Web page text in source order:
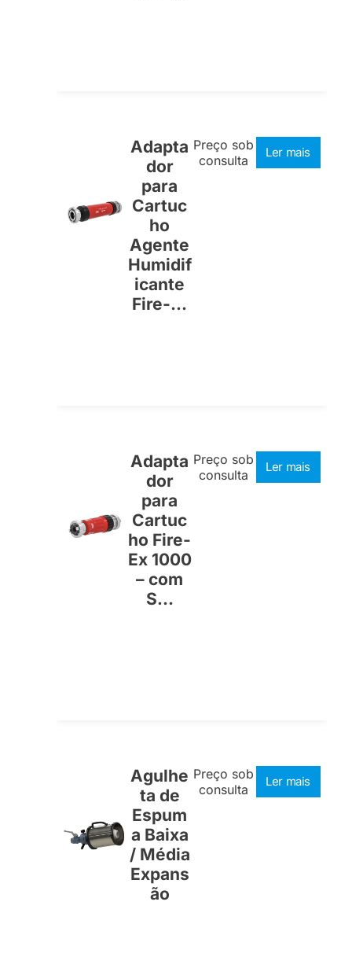
Adapta
dor
para
Cartuc
ho
Agente
Humidif
icante
Fire-...
Preço sob
consulta
Ler mais
Adapta
dor
para
Cartuc
ho Fire-
Ex 1000
– com
S...
Preço sob
consulta
Ler mais
Agulhe
ta de
Espum
a Baixa
/ Média
Expans
ão
Preço sob
consulta
Ler mais